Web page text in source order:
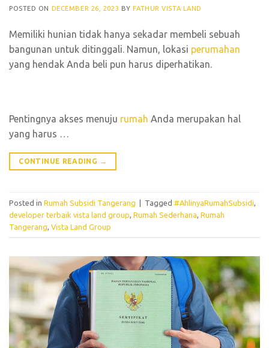
POSTED ON DECEMBER 26, 2023 BYFATHUR VISTA LAND
Memiliki hunian tidak hanya sekadar membeli sebuah
bangunan untuk ditinggali. Namun, lokasi perumahan
yang hendak Anda beli pun harus diperhatikan.
Pentingnya akses menuju rumah Anda merupakan hal
yang harus …
CONTINUE READING →
Posted in Rumah Subsidi Tangerang | Tagged #AhlinyaRumahSubsidi
developer terbaik vista land group Rumah Sederhana Rumah
Tangerang Vista Land Group